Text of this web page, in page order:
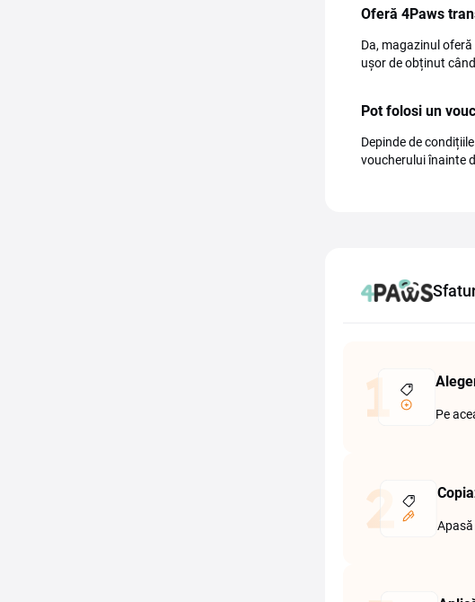
Oferă 4Paws
Da, magazinul
ușor de obținut
Pot folosi un
Depinde de
voucherului înainte
Pe